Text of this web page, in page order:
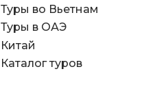
Туры во Вьетнам
Туры в ОАЭ
Китай
Каталог туров